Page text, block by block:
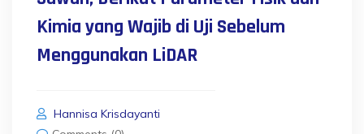
Kimia yang Wajib di Uji Sebelum
Menggunakan LiDAR
Hannisa Krisdayanti